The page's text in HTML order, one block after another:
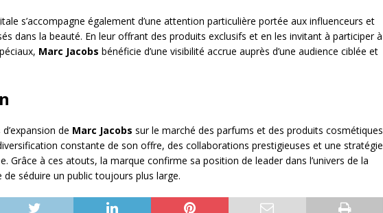
s’accompagne également d’une attention particulière portée aux influenceurs et
dans la beauté. En leur offrant des produits exclusifs et en les invitant à participer à
Marc Jacobs bénéficie d’une visibilité accrue auprès d’une audience ciblée et
de Marc Jacobs sur le marché des parfums et des produits cosmétiques
constante de son offre, des collaborations prestigieuses et une stratégie
Grâce à ces atouts, la marque confirme sa position de leader dans l’univers de la
séduire un public toujours plus large.